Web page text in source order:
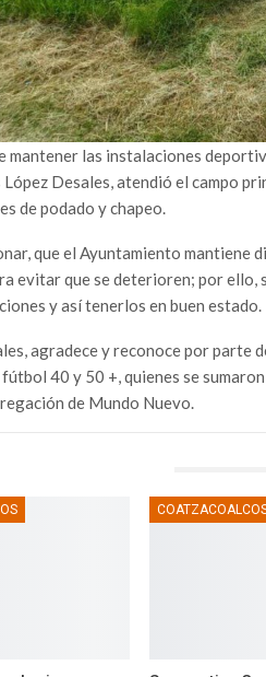
mantener las instalaciones
López Desales, atendió el campo
de podado y chapeo.
que el Ayuntamiento mantiene
evitar que se deterioren; por
y así tenerlos en buen estado.
agradece y reconoce por
40 y 50 +, quienes se
de Mundo Nuevo.